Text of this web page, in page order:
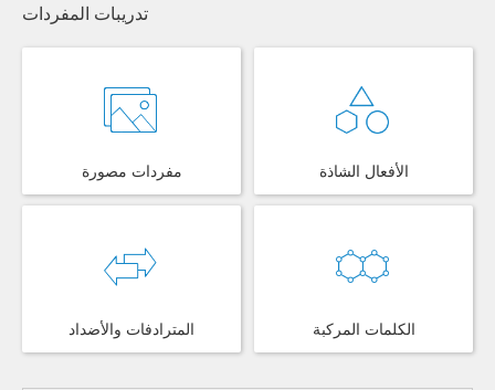
تدريبات المفردات
مفردات مصورة الأفعال الشاذة
المترادفات والأضداد الكلمات المركبة